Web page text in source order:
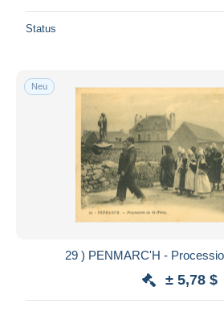
Status
Neu
29 ) PENMARC'H -
± 5,78 $